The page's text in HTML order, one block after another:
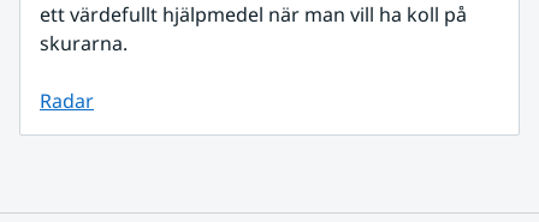
ett värdefullt hjälpmedel när man vill ha koll på
skurarna.
Radar